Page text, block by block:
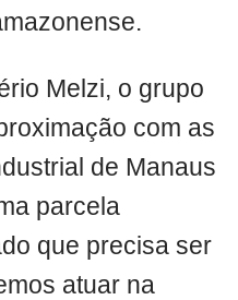
Melzi, o grupo
com as
de Manaus
parcela
que precisa ser
atuar na